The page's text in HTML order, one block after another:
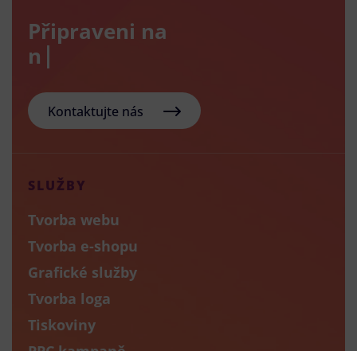
Připraveni na
nový e
Kontaktujte nás
SLUŽBY
Tvorba webu
Tvorba e-shopu
Grafické služby
Tvorba loga
Tiskoviny